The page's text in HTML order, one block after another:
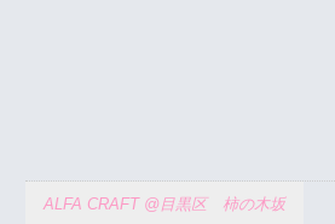
ALFA CRAFT @目黒区 柿の木坂